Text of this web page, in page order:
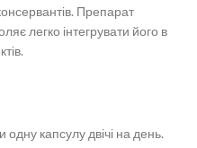
Препарат
легко інтегрувати його в
капсулу двічі на день.